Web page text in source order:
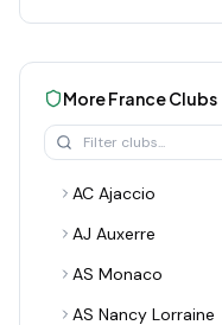
MoreFranceClubs
AC Ajaccio
AJ Auxerre
AS Monaco
AS Nancy Lorraine